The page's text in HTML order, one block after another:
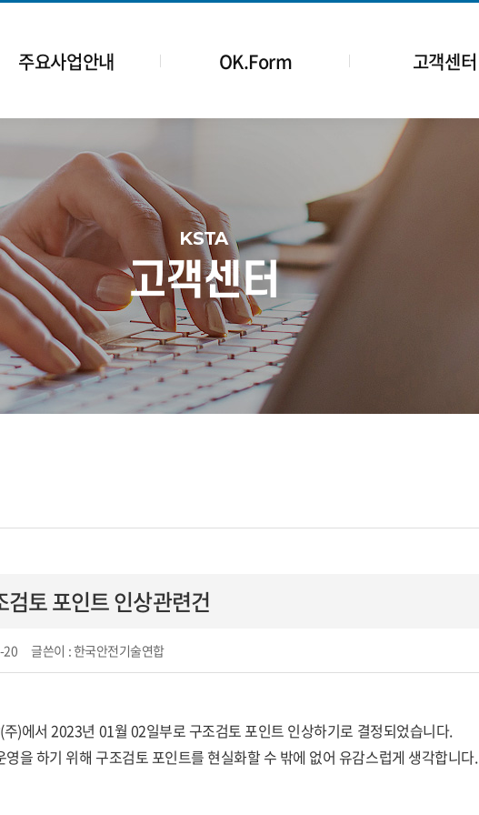
주요사업안내 OK.Form 고객센터
KSTA
고객센터
토 포인트 인상관련건
20 글쓴이 : 한국안전기술연합
)에서 2023년 01월 02일부로 구조검토 포인트 인상하기로 결정되었습니다.
영을 하기 위해 구조검토 포인트를 현실화할 수 밖에 없어 유감스럽게 생각합니다.